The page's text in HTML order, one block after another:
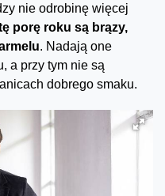
nie odrobinę więcej
porę roku są brązy,
. Nadają one
a przy tym nie są
dobrego smaku.